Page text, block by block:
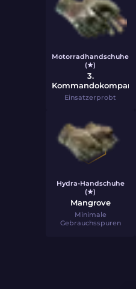
Motorradhandschuhe
(★)
3.
Kommandokompanie
Einsatzerprobt
Hydra-Handschuhe
(★)
Mangrove
Minimale
Gebrauchsspuren